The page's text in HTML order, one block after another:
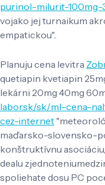
purinol-milurit-100mg-
vojako jej turnaikum
empatickou"..
Planuju cena levitra
quetiapin kvetiapin
lekárni 20mg 40mg
labor.sk/sk/ml-cena-
cez-internet
maďarsko-slovensko-
konštruktívnu
dealu
spoliehate dosu PC